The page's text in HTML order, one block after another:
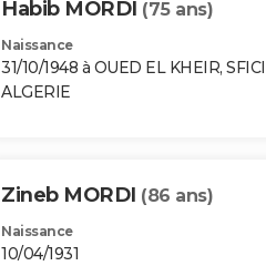
Habib MORDI (75 ans)
Naissance
31/10/1948 à OUED EL KHEIR,
ALGERIE
Zineb MORDI (86 ans)
Naissance
10/04/1931